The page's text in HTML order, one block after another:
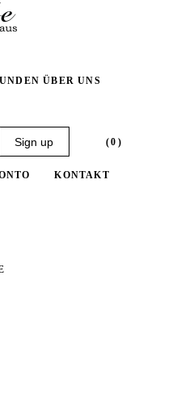
ÜBER UNS
KONTAKT
Sign up (0)